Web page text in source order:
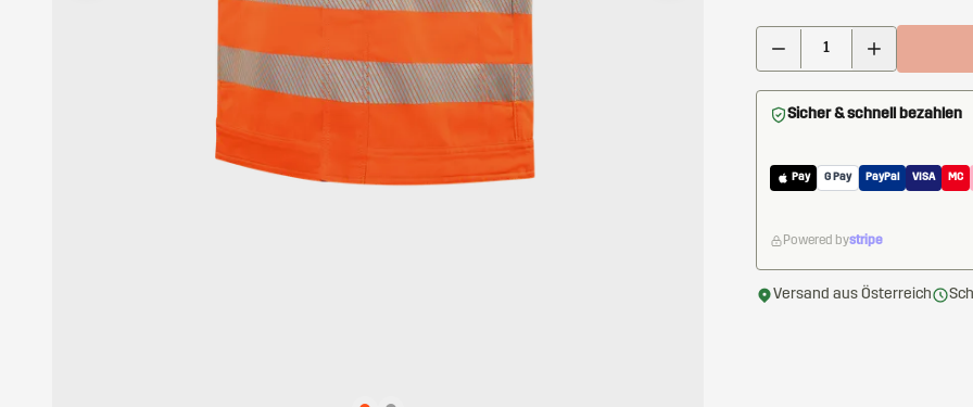
Sicher & schnell bezahlen
Pay G Pay PayPal VISA MC
Powered bystripe
Versand aus Österreich